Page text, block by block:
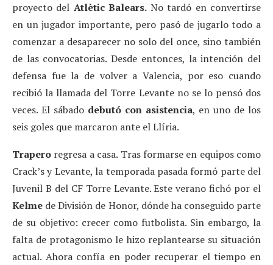
proyecto del Atlètic Balears.No tardó en convertirse
en un jugador importante, pero pasó de jugarlo todo a
comenzar a desaparecer no solo del once, sino también
de las convocatorias. Desde entonces, la intención del
defensa fue la de volver a Valencia, por eso cuando
recibió la llamada del Torre Levante no se lo pensó dos
veces. El sábado debutó con asistencia, en uno de los
seis goles que marcaron ante el Llíria.
Trapero regresa a casa. Tras formarse en equipos como
Crack’s y Levante, la temporada pasada formó parte del
Juvenil B del CF Torre Levante. Este verano fichó por el
Kelme de División de Honor, dónde ha conseguido parte
de su objetivo: crecer como futbolista. Sin embargo, la
falta de protagonismo le hizo replantearse su situación
actual. Ahora confía en poder recuperar el tiempo en